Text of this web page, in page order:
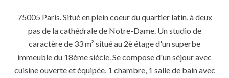
75005 Paris. Situé en plein coeur du quartier latin, à deux
pas de la cathédrale de Notre-Dame. Un studio de
caractère de 33 m² situé au 2è étage d'un superbe
immeuble du 18ème siècle. Se compose d'un séjour avec
cuisine ouverte et équipée, 1 chambre, 1 salle de bain avec